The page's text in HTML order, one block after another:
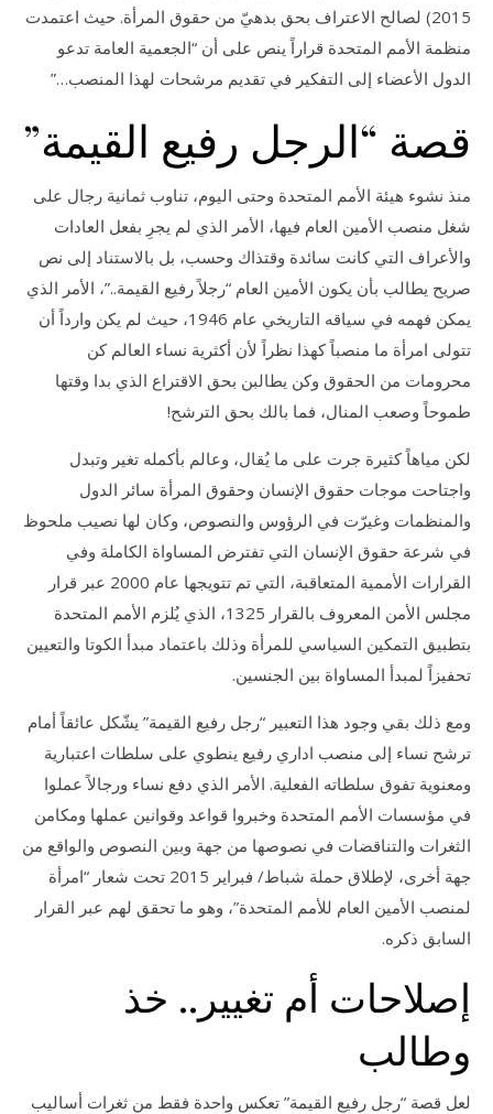
2015) لصالح الاعتراف بحق بدهيّ من حقوق المرأة. حيث اعتمدت
منظمة الأمم المتحدة قراراً ينص على أن “الجعمية العامة تدعو
الدول الأعضاء إلى التفكير في تقديم مرشحات لهذا المنصب…”
قصة “الرجل رفيع القيمة”
منذ نشوء هيئة الأمم المتحدة وحتى اليوم، تناوب ثمانية رجال على
شغل منصب الأمين العام فيها، الأمر الذي لم يجرِ بفعل العادات
والأعراف التي كانت سائدة وقتذاك وحسب، بل بالاستناد إلى نص
صريح يطالب بأن يكون الأمين العام “رجلاً رفيع القيمة..”، الأمر الذي
يمكن فهمه في سياقه التاريخي عام 1946، حيث لم يكن وارداً أن
تتولى امرأة ما منصباً كهذا نظراً لأن أكثرية نساء العالم كن
محرومات من الحقوق وكن يطالبن بحق الاقتراع الذي بدا وقتها
طموحاً وصعب المنال، فما بالك بحق الترشح!
لكن مياهاً كثيرة جرت على ما يُقال، وعالم بأكمله تغير وتبدل
واجتاحت موجات حقوق الإنسان وحقوق المرأة سائر الدول
والمنظمات وغيرّت في الرؤوس والنصوص، وكان لها نصيب ملحوظ
في شرعة حقوق الإنسان التي تفترض المساواة الكاملة وفي
القرارات الأممية المتعاقبة، التي تم تتويجها عام 2000 عبر قرار
مجلس الأمن المعروف بالقرار 1325، الذي يُلزم الأمم المتحدة
بتطبيق التمكين السياسي للمرأة وذلك باعتماد مبدأ الكوتا والتعيين
تحفيزاً لمبدأ المساواة بين الجنسين.
ومع ذلك بقي وجود هذا التعبير “رجل رفيع القيمة” يشّكل عائقاً أمام
ترشح نساء إلى منصب اداري رفيع ينطوي على سلطات اعتبارية
ومعنوية تفوق سلطاته الفعلية. الأمر الذي دفع نساء ورجالاً عملوا
في مؤسسات الأمم المتحدة وخبروا قواعد وقوانين عملها ومكامن
الثغرات والتناقضات في نصوصها من جهة وبين النصوص والواقع من
جهة أخرى، لإطلاق حملة شباط/ فبراير 2015 تحت شعار “امرأة
لمنصب الأمين العام للأمم المتحدة”، وهو ما تحقق لهم عبر القرار
السابق ذكره.
إصلاحات أم تغيير.. خذ
وطالب
لعل قصة “رجل رفيع القيمة” تعكس واحدة فقط من ثغرات أساليب